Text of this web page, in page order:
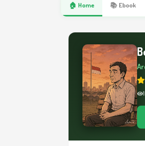
🏠 Home 📚 Ebook
1